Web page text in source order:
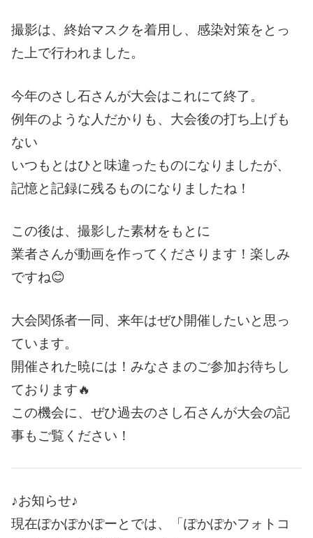
撮影は、終始マスクを着用し、感染対策をとっ
た上で行われました。
今年のさし石さんが大会はこれにて終了。
例年のような人だかりも、大会後の打ち上げも
ない
いつもとはひと味違ったものになりましたが、
記憶と記録に残るものになりましたね！
この後は、撮影した素材をもとに
業者さんが動画を作ってくださります！楽しみ
ですね😊
大会関係者一同、来年はぜひ開催したいと思っ
ています。
開催された暁には！みなさまのご参加お待ちし
ております🔥
この機会に、ぜひ過去のさし石さんが大会の記
事もご覧ください！
♪お知らせ♪
現在ぽかぽかぽーとでは、「ぽかぽかフォトコ